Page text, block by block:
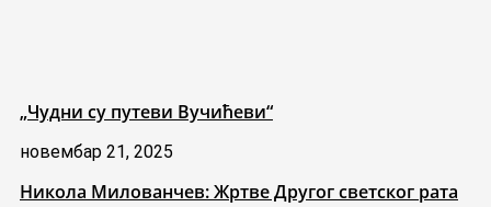
„Чудни су путеви Вучићеви“
новембар 21, 2025
Никола Милованчев: Жртве Другог светског рата